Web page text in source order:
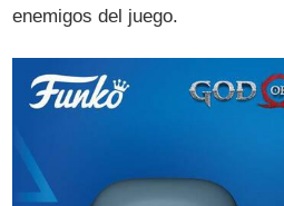
enemigos del juego.